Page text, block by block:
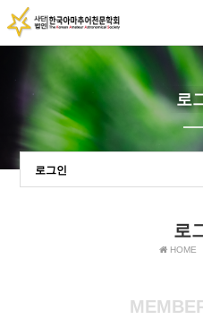
로
로그인
로
HOME